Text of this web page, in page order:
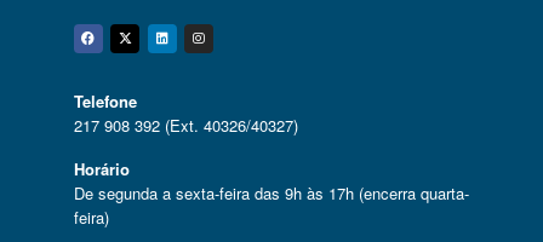
Facebook
Twitter
Linkedin
Instagram
Telefone
217 908 392 (Ext. 40326/40327)
Horário
De segunda a sexta-feira das 9h às 17h (encerra quarta-
feira)